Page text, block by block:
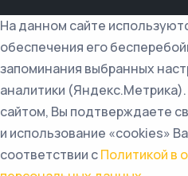
На данном сайте
обеспечения его
запоминания выбранных
аналитики
сайтом, Вы подтверждаете
и использование «cookies»
соответствии сПолитикой в